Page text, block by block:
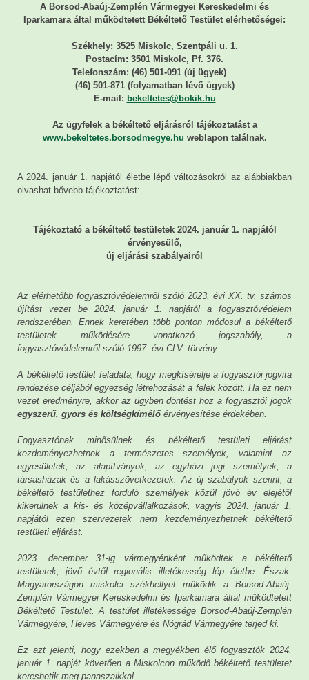
A Borsod-Abaúj-Zemplén Vármegyei Kereskedelmi és
Iparkamara által működtetett Békéltető Testület elérhetőségei:
Székhely: 3525 Miskolc, Szentpáli u. 1.
Postacím: 3501 Miskolc, Pf. 376.
Telefonszám: (46) 501-091 (új ügyek)
(46) 501-871 (folyamatban lévő ügyek)
E-mail: bekeltetes@bokik.hu
Az ügyfelek a békéltető eljárásról tájékoztatást a
www.bekeltetes.borsodmegye.hu weblapon találnak.
A 2024. január 1. napjától életbe lépő változásokról az alábbiakban
olvashat bővebb tájékoztatást:
Tájékoztató a békéltető testületek 2024. január 1. napjától
érvényesülő,
új eljárási szabályairól
Az elérhetőbb fogyasztóvédelemről szóló 2023. évi XX. tv. számos
újítást vezet be 2024. január 1. napjától a fogyasztóvédelem
rendszerében. Ennek keretében több ponton módosul a békéltető
testületek működésére vonatkozó jogszabály, a
fogyasztóvédelemről szóló 1997. évi CLV. törvény.
A békéltető testület feladata, hogy megkísérelje a fogyasztói jogvita
rendezése céljából egyezség létrehozását a felek között. Ha ez nem
vezet eredményre, akkor az ügyben döntést hoz a fogyasztói jogok
egyszerű, gyors és költségkímélő érvényesítése érdekében.
Fogyasztónak minősülnek és békéltető testületi eljárást
kezdeményezhetnek a természetes személyek, valamint az
egyesületek, az alapítványok, az egyházi jogi személyek, a
társasházak és a lakásszövetkezetek. Az új szabályok szerint, a
békéltető testülethez forduló személyek közül jövő év elejétől
kikerülnek a kis- és középvállalkozások, vagyis 2024. január 1.
napjától ezen szervezetek nem kezdeményezhetnek békéltető
testületi eljárást.
2023. december 31-ig vármegyénként működtek a békéltető
testületek, jövő évtől regionális illetékesség lép életbe. Észak-
Magyarországon miskolci székhellyel működik a Borsod-Abaúj-
Zemplén Vármegyei Kereskedelmi és Iparkamara által működtetett
Békéltető Testület. A testület illetékessége Borsod-Abaúj-Zemplén
Vármegyére, Heves Vármegyére és Nógrád Vármegyére terjed ki.
Ez azt jelenti, hogy ezekben a megyékben élő fogyasztók 2024.
január 1. napját követően a Miskolcon működő békéltető testületet
kereshetik meg panaszaikkal.